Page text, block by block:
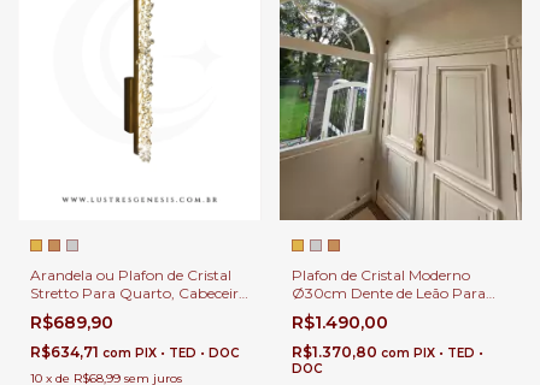
Arandela ou Plafon de Cristal
Stretto Para Quarto, Cabeceira
de Cama, Corredor e Escadas
R$689,90
R$634,71 com PIX • TED • DOC
10 x de R$68,99 sem juros
Plafon de Cristal Moderno
Ø30cm Dente de Leão Para
Sala de Jantar e Quartos.
R$1.490,00
R$1.370,80 com PIX • TED •
DOC